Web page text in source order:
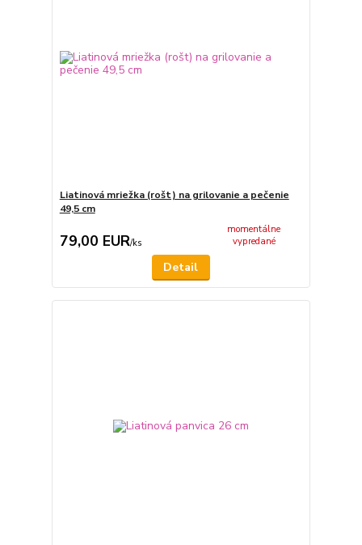
Liatinová mriežka (rošt) na grilovanie a pečenie
49,5 cm
79,00 EUR/ks
momentálne
vypredané
Detail